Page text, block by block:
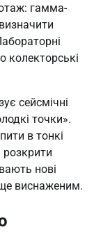
гамма-
колекторські
сейсмічні
точки».
в тонкі
розкрити
нові
виснаженим.